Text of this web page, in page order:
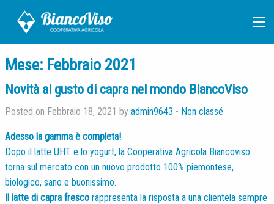
Mese: Febbraio 2021
Novità al gusto di capra nel mondo BiancoViso
Posted on Febbraio 18, 2021 by admin9643 - Non classé
Adesso la gamma è completa!
Dopo il latte UHT e lo yogurt, la Cooperativa Agricola Biancoviso
torna sul mercato con un nuovo prodotto 100% piemontese,
biologico, sano e buonissimo.
Il latte di capra frescorappresenta la risposta a una clientela sempre